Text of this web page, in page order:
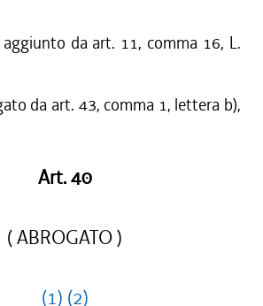
da art. 11, comma 16, L.
da art. 43, comma 1, lettera b),
Art. 40
( ABROGATO )
(1) (2)